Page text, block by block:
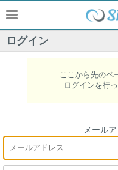
ログイン
ここから先のペ
ログインを行
メール